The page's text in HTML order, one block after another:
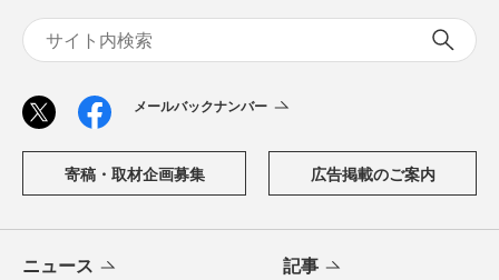
メールバックナンバー
寄稿・取材企画募集 広告掲載のご案内
ニュース 記事